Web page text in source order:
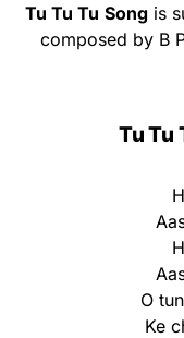
Tu Tu Tu Songis
composed by B
Tu Tu
O
Ke